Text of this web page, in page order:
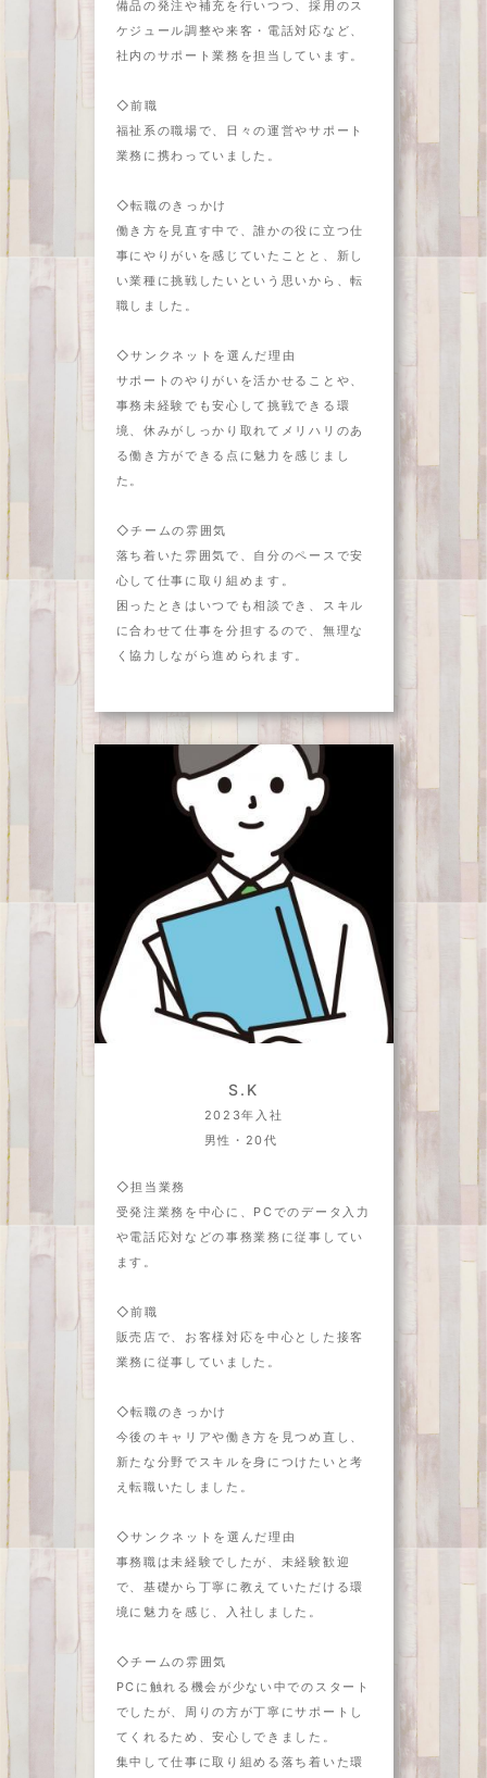
備品の発注や補充を行いつつ、採用のス
ケジュール調整や来客・電話対応など、
社内のサポート業務を担当しています。
◇前職
福祉系の職場で、日々の運営やサポート
業務に携わっていました。
◇転職のきっかけ
働き方を見直す中で、誰かの役に立つ仕
事にやりがいを感じていたことと、新し
い業種に挑戦したいという思いから、転
職しました。
◇サンクネットを選んだ理由
サポートのやりがいを活かせることや、
事務未経験でも安心して挑戦できる環
境、休みがしっかり取れてメリハリのあ
る働き方ができる点に魅力を感じまし
た。
◇チームの雰囲気
落ち着いた雰囲気で、自分のペースで安
心して仕事に取り組めます。
困ったときはいつでも相談でき、スキル
に合わせて仕事を分担するので、無理な
く協力しながら進められます。
S.K
2023年入社
男性・20代
◇担当業務
受発注業務を中心に、PCでのデータ入力
や電話応対などの事務業務に従事してい
ます。
◇前職
販売店で、お客様対応を中心とした接客
業務に従事していました。
◇転職のきっかけ
今後のキャリアや働き方を見つめ直し、
新たな分野でスキルを身につけたいと考
え転職いたしました。
◇サンクネットを選んだ理由
事務職は未経験でしたが、未経験歓迎
で、基礎から丁寧に教えていただける環
境に魅力を感じ、入社しました。
◇チームの雰囲気
PCに触れる機会が少ない中でのスタート
でしたが、周りの方が丁寧にサポートし
てくれるため、安心しできました。
集中して仕事に取り組める落ち着いた環